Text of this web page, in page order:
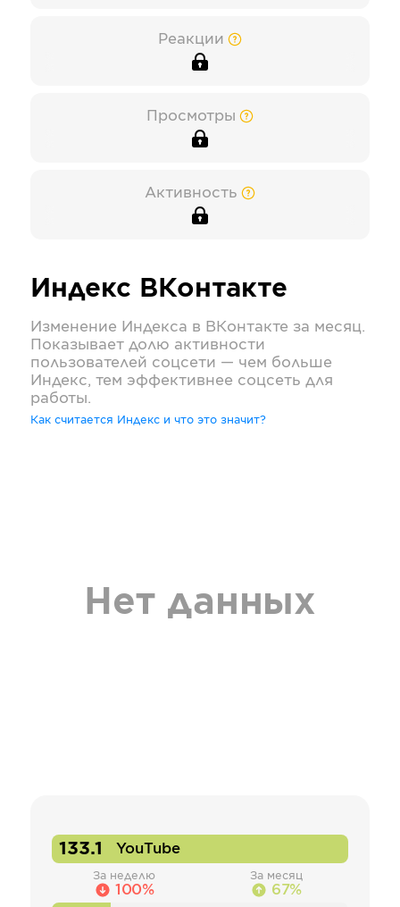
Реакции
Просмотры
Активность
Индекс ВКонтакте
Изменение Индекса в ВКонтакте за месяц.
Показывает долю активности
пользователей соцсети — чем больше
Индекс, тем эффективнее соцсеть для
работы.
Как считается Индекс и что это значит?
Нет данных
133.1 YouTube
За неделю
100%
За месяц
67%